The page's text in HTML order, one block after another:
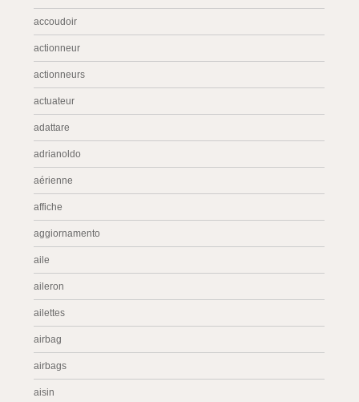
accoudoir
actionneur
actionneurs
actuateur
adattare
adrianoldo
aérienne
affiche
aggiornamento
aile
aileron
ailettes
airbag
airbags
aisin